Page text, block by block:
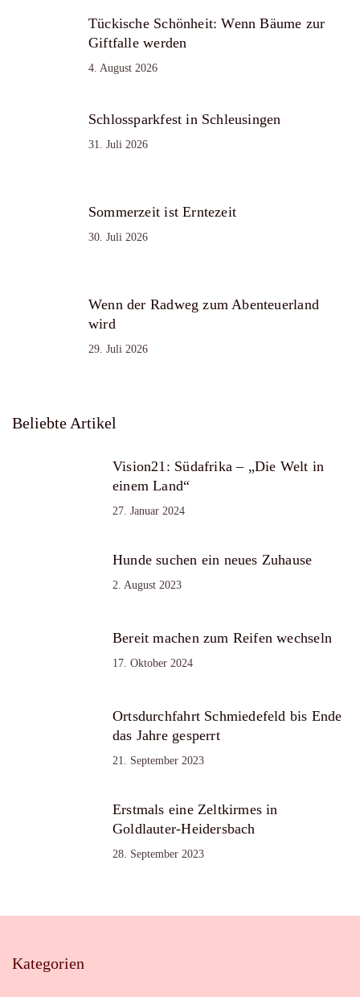
Tückische Schönheit: Wenn Bäume zur
Giftfalle werden
4. August 2026
Schlossparkfest in Schleusingen
31. Juli 2026
Sommerzeit ist Erntezeit
30. Juli 2026
Wenn der Radweg zum Abenteuerland
wird
29. Juli 2026
Beliebte Artikel
Vision21: Südafrika – „Die Welt in
einem Land“
27. Januar 2024
Hunde suchen ein neues Zuhause
2. August 2023
Bereit machen zum Reifen wechseln
17. Oktober 2024
Ortsdurchfahrt Schmiedefeld bis Ende
das Jahre gesperrt
21. September 2023
Erstmals eine Zeltkirmes in
Goldlauter-Heidersbach
28. September 2023
Kategorien